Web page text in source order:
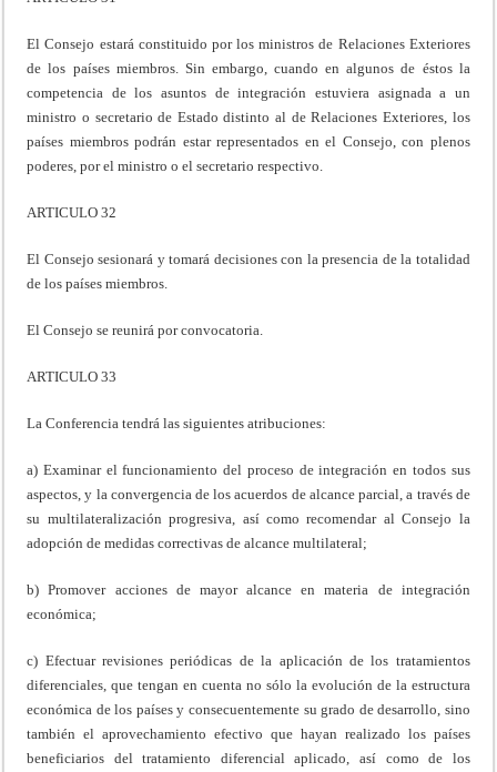
El Consejo estará constituido por los ministros de Relaciones Exteriores
de los países miembros. Sin embargo, cuando en algunos de éstos la
competencia de los asuntos de integración estuviera asignada a un
ministro o secretario de Estado distinto al de Relaciones Exteriores, los
países miembros podrán estar representados en el Consejo, con plenos
poderes, por el ministro o el secretario respectivo.
ARTICULO 32
El Consejo sesionará y tomará decisiones con la presencia de la totalidad
de los países miembros.
El Consejo se reunirá por convocatoria.
ARTICULO 33
La Conferencia tendrá las siguientes atribuciones:
a) Examinar el funcionamiento del proceso de integración en todos sus
aspectos, y la convergencia de los acuerdos de alcance parcial, a través de
su multilateralización progresiva, así como recomendar al Consejo la
adopción de medidas correctivas de alcance multilateral;
b) Promover acciones de mayor alcance en materia de integración
económica;
c) Efectuar revisiones periódicas de la aplicación de los tratamientos
diferenciales, que tengan en cuenta no sólo la evolución de la estructura
económica de los países y consecuentemente su grado de desarrollo, sino
también el aprovechamiento efectivo que hayan realizado los países
beneficiarios del tratamiento diferencial aplicado, así como de los